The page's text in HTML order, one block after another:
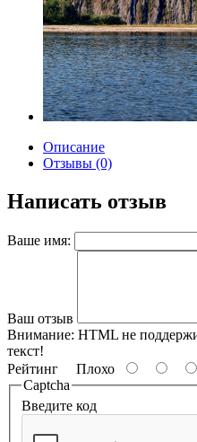
Описание
Отзывы (0)
Написать отзыв
Ваше имя:
Ваш отзыв
Внимание: HTML не
текст!
Рейтинг Плохо
Captcha
Введите код